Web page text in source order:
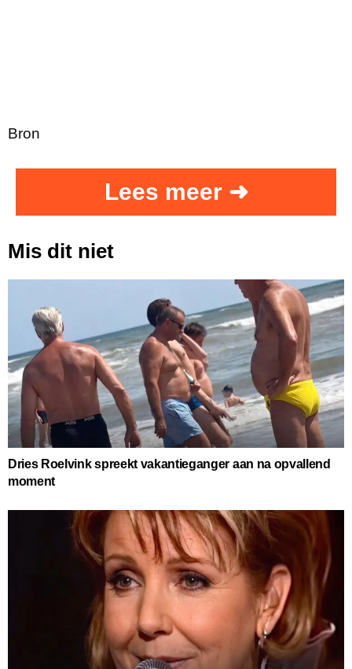
Bron
Lees meer ➜
Mis dit niet
Dries Roelvink spreekt vakantieganger aan na opvallend
moment